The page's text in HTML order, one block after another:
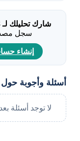
شارك تحليلك لـ SWKS
سجل
إنشاء
أسئلة وأجوبة حول SWKS
لا توجد أسئلة